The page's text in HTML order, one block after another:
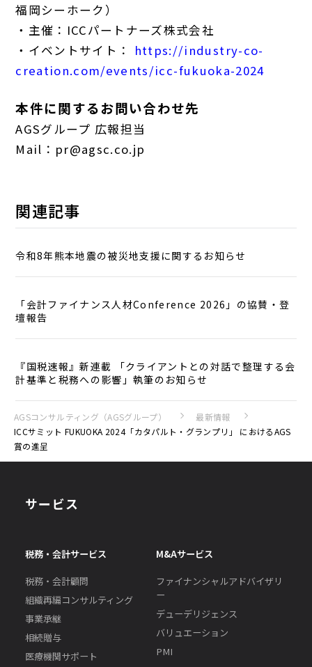
福岡シーホーク）
・主催：ICCパートナーズ株式会社
・イベントサイト： https://industry-co-
creation.com/events/icc-fukuoka-2024
本件に関するお問い合わせ先
AGSグループ 広報担当
Mail：pr@agsc.co.jp
関連記事
令和8年熊本地震の被災地支援に関するお知らせ
「会計ファイナンス人材Conference 2026」の協賛・登
壇報告
『国税速報』新連載 「クライアントとの対話で整理する会
計基準と税務への影響」執筆のお知らせ
AGSコンサルティング（AGSグループ）
最新情報
ICCサミット FUKUOKA 2024「カタパルト・グランプリ」 におけるAGS
賞の進呈
サービス
税務・会計サービス
税務・会計顧問
組織再編コンサルティング
事業承継
相続贈与
医療機関サポート
M&Aサービス
ファイナンシャルアドバイザリ
ー
デューデリジェンス
バリュエーション
PMI